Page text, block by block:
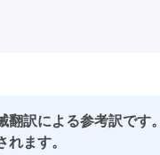
翻訳による参考訳で
ます。